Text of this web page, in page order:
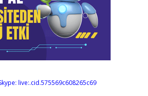
live:.cid.575569c608265c69